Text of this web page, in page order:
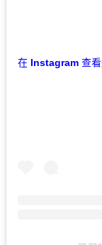
在 Instagram 查